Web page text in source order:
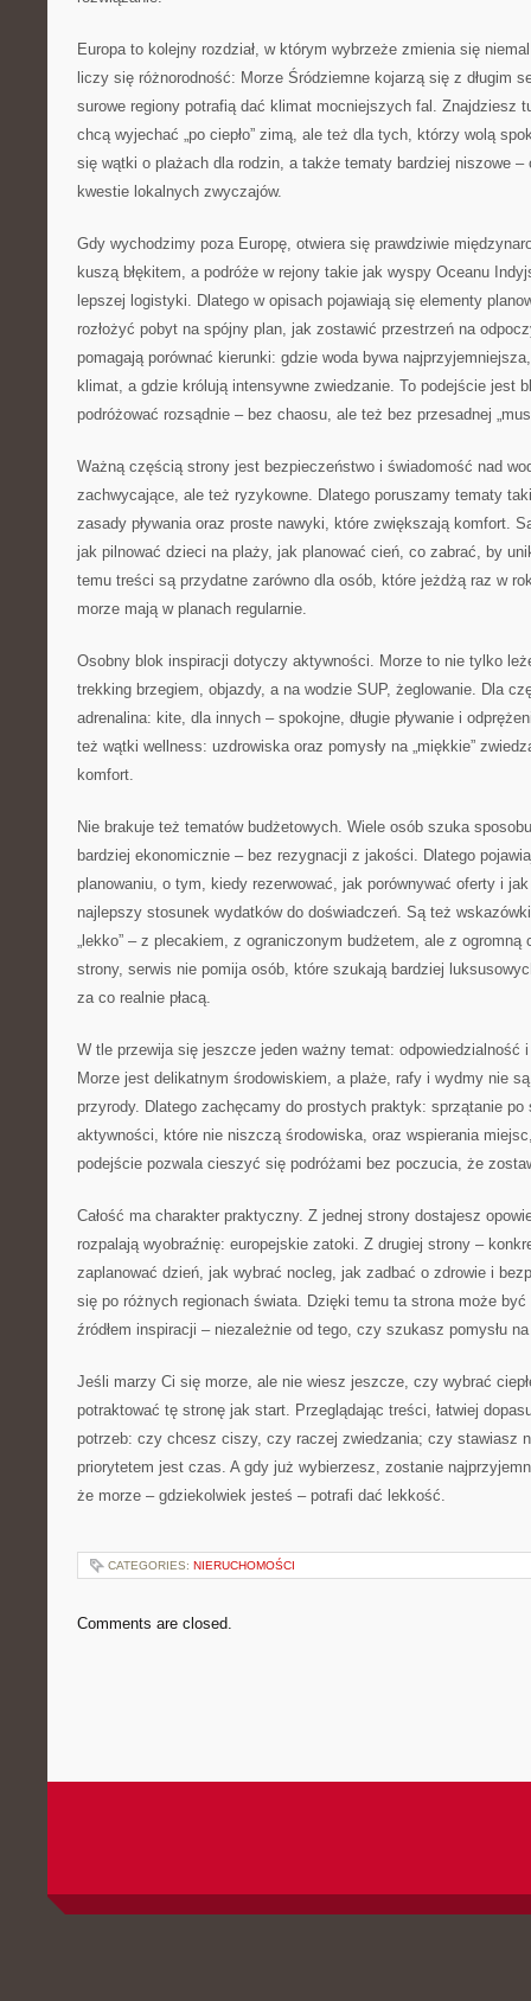
Europa to kolejny rozdział, w którym wybrzeże zmienia się
liczy się różnorodność: Morze Śródziemne kojarzą się z długim
surowe regiony potrafią dać klimat mocniejszych fal. Znajdziesz
chcą wyjechać „po ciepło” zimą, ale też dla tych, którzy wolą
się wątki o plażach dla rodzin, a także tematy bardziej niszowe –
kwestie lokalnych zwyczajów.
Gdy wychodzimy poza Europę, otwiera się prawdziwie
kuszą błękitem, a podróże w rejony takie jak wyspy Oceanu
lepszej logistyki. Dlatego w opisach pojawiają się elementy
rozłożyć pobyt na spójny plan, jak zostawić przestrzeń na
pomagają porównać kierunki: gdzie woda bywa
klimat, a gdzie królują intensywne zwiedzanie. To podejście jest
podróżować rozsądnie – bez chaosu, ale też bez przesadnej
Ważną częścią strony jest bezpieczeństwo i świadomość nad
zachwycające, ale też ryzykowne. Dlatego poruszamy tematy
zasady pływania oraz proste nawyki, które zwiększają komfort.
jak pilnować dzieci na plaży, jak planować cień, co zabrać, by
temu treści są przydatne zarówno dla osób, które jeżdżą raz w
morze mają w planach regularnie.
Osobny blok inspiracji dotyczy aktywności. Morze to nie tylko
trekking brzegiem, objazdy, a na wodzie SUP, żeglowanie. Dla
adrenalina: kite, dla innych – spokojne, długie pływanie i
też wątki wellness: uzdrowiska oraz pomysły na „miękkie”
komfort.
Nie brakuje też tematów budżetowych. Wiele osób szuka
bardziej ekonomicznie – bez rezygnacji z jakości. Dlatego
planowaniu, o tym, kiedy rezerwować, jak porównywać oferty i
najlepszy stosunek wydatków do doświadczeń. Są też
„lekko” – z plecakiem, z ograniczonym budżetem, ale z
strony, serwis nie pomija osób, które szukają bardziej
za co realnie płacą.
W tle przewija się jeszcze jeden ważny temat: odpowiedzialność
Morze jest delikatnym środowiskiem, a plaże, rafy i wydmy nie
przyrody. Dlatego zachęcamy do prostych praktyk: sprzątanie po
aktywności, które nie niszczą środowiska, oraz wspierania
podejście pozwala cieszyć się podróżami bez poczucia, że
Całość ma charakter praktyczny. Z jednej strony dostajesz
rozpalają wyobraźnię: europejskie zatoki. Z drugiej strony –
zaplanować dzień, jak wybrać nocleg, jak zadbać o zdrowie i
się po różnych regionach świata. Dzięki temu ta strona może
źródłem inspiracji – niezależnie od tego, czy szukasz pomysłu
Jeśli marzy Ci się morze, ale nie wiesz jeszcze, czy wybrać
potraktować tę stronę jak start. Przeglądając treści, łatwiej
potrzeb: czy chcesz ciszy, czy raczej zwiedzania; czy stawiasz
priorytetem jest czas. A gdy już wybierzesz, zostanie
że morze – gdziekolwiek jesteś – potrafi dać lekkość.
CATEGORIES: NIERUCHOMOŚCI
Comments are closed.